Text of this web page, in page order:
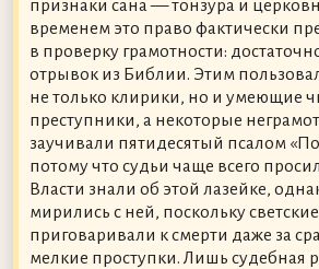
признаки сана — тонзура и
временем это право фактически
в проверку грамотности:
отрывок из Библии. Этим
не только клирики, но и умеющие
преступники, а некоторые
заучивали пятидесятый псалом
потому что судьи чаще всего
Власти знали об этой лазейке,
мирились с ней, поскольку
приговаривали к смерти даже за
мелкие проступки. Лишь судебная